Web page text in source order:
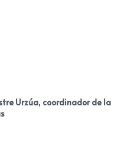
Urzúa, coordinador de la